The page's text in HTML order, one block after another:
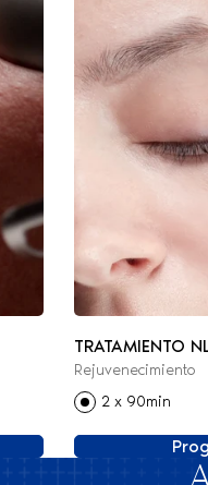
TRATAMIENTO
Rejuvenecimiento
2 x 90min